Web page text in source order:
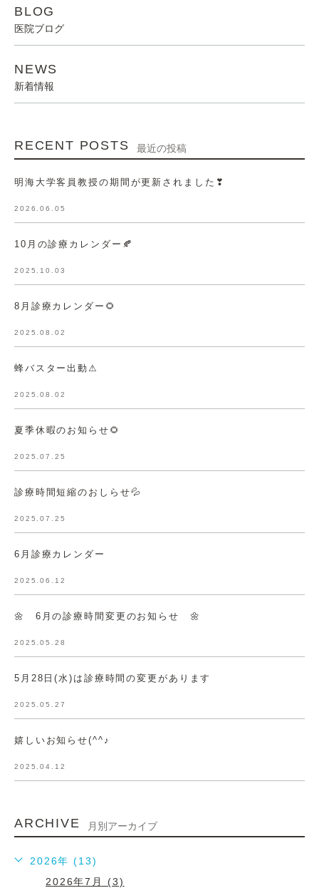
BLOG
医院ブログ
NEWS
新着情報
RECENT POSTS 最近の投稿
明海大学客員教授の期間が更新されました❣
2026.06.05
10月の診療カレンダー🍂
2025.10.03
8月診療カレンダー🌻
2025.08.02
蜂バスター出動⚠
2025.08.02
夏季休暇のお知らせ🌻
2025.07.25
診療時間短縮のおしらせ💦
2025.07.25
6月診療カレンダー
2025.06.12
🌼 6月の診療時間変更のお知らせ 🌼
2025.05.28
5月28日(水)は診療時間の変更があります
2025.05.27
嬉しいお知らせ(^^♪
2025.04.12
ARCHIVE 月別アーカイブ
2026年 (13)
2026年7月 (3)